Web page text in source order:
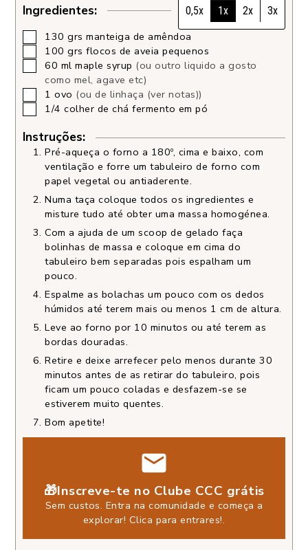
Ingredientes: 0,5x 1x 2x 3x
130 grs manteiga de amêndoa
100 grs flocos de aveia pequenos
60 ml maple syrup (ou outro liquido a gosto
como mel, agave etc)
1 ovo (ou de linhaça (ver notas))
1/4 colher de chá fermento em pó
Instruções:
Pré-aqueça o forno a 180º, cima e baixo, com
ventilação e forre um tabuleiro de forno com
papel vegetal ou antiaderente.
Numa taça coloque todos os ingredientes e
misture tudo até obter uma massa homogénea.
Com a ajuda de um scoop de gelado faça
bolinhas de massa e coloque em cima do
tabuleiro bem separadas pois espalham um
pouco.
Espalme as bolachas um pouco com os dedos
húmidos até terem mais ou menos 1 cm de altura.
Leve ao forno por 10 minutos ou até terem as
bordas douradas.
Retire e deixe arrefecer pelo menos durante 30
minutos antes de as retirar do tabuleiro, pois
ficam um pouco coladas e desfazem-se se
estiverem muito quentes.
Bom apetite!
🎁Inscreve-te no Clube CCC grátis
Sem custos. Entra na comunidade e começa a
explorar! Clica para entrares!.